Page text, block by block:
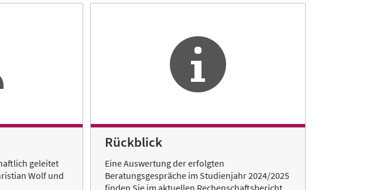
geleitet
Wolf und
Rückblick
Eine Auswertung der erfolgten
Beratungsgespräche im Studienjahr 2024/2025